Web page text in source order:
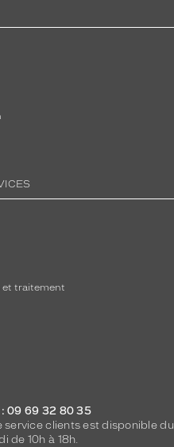
et traitement
09 69 32 80 35
service clients est disponible du
de 10h à 18h.